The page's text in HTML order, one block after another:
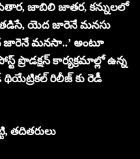
జాబిలి జాతర, కన్నులలో
యెద జారెనే మనసు
మనసా..’ అంటూ
ప్రొడక్షన్ కార్యక్రమాల్లో ఉన్న
థియేట్రికల్ రిలీజ్ కు రెడీ
తదితరులు